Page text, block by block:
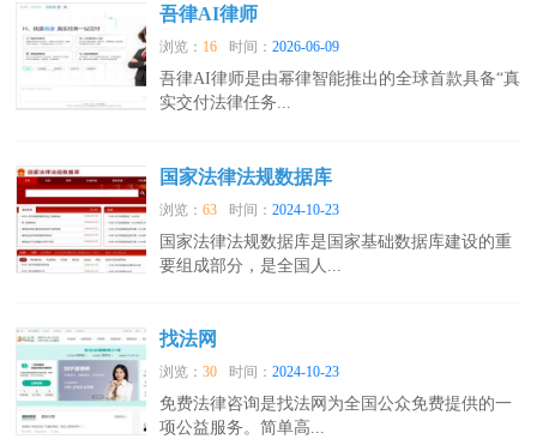
吾律AI律师
浏览： 16 时间：2026-06-09
吾律AI律师是由幂律智能推出的全球首款具备“真
实交付法律任务...
国家法律法规数据库
浏览：63 时间：2024-10-23
国家法律法规数据库是国家基础数据库建设的重
要组成部分，是全国人...
找法网
浏览：30 时间：2024-10-23
免费法律咨询是找法网为全国公众免费提供的一
项公益服务。简单高...